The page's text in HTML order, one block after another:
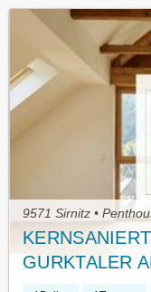
9571 Sirnitz •
GURKTALER
& RUHIGE